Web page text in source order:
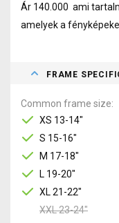
Ár 140.000 ami
amelyek a
FRAME
Common frame size
XS 13-14"
S 15-16"
M 17-18"
L 19-20"
XL 21-22"
XXL 23-24"